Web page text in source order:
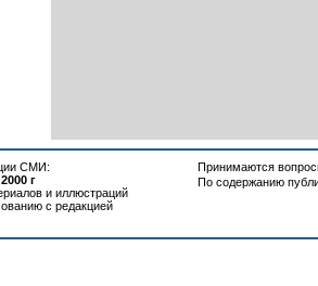
СМИ:
г
и иллюстраций
с редакцией
Принимаются
По содержанию